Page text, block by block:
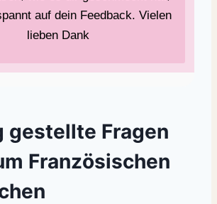
auf dein Feedback. Vielen
lieben Dank
gestellte Fragen
Französischen